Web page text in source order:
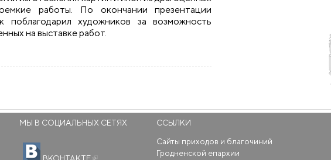
работы. По окончании презентации
поблагодарил художников за возможность
на выставке работ.
МЫ В СОЦИАЛЬНЫХ СЕТЯХ
(внешняя ссылка)
ССЫЛКИ
Сайты приходов и благочиний
Гродненской епархии